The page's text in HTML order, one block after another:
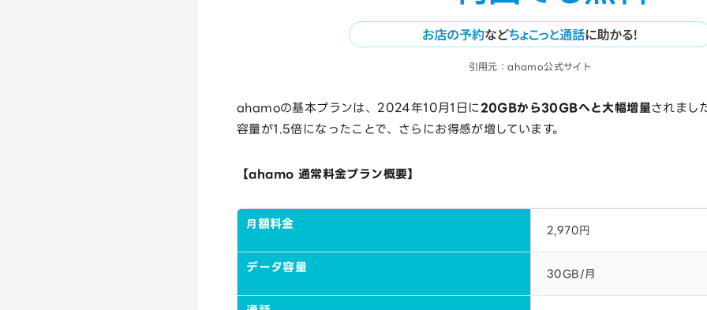
引用元：ahamo公式サイト
ahamoの基本プランは、2024年10月1日に20GBから30GBへと大幅増量されまし
容量が1.5倍になったことで、さらにお得感が増しています。
【ahamo 通常料金プラン概要】
月 額料金 2,970円
データ容量 30GB/月